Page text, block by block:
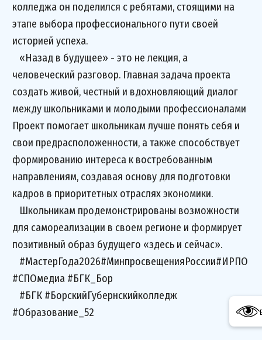
колледжа он поделился с ребятами, стоящими на
этапе выбора профессионального пути своей
историей успеха.
«Назад в будущее» - это не лекция, а
человеческий разговор. Главная задача проекта
создать живой, честный и вдохновляющий диалог
между школьниками и молодыми профессионалами
Проект помогает школьникам лучше понять себя и
свои предрасположенности, а также способствует
формированию интереса к востребованным
направлениям, создавая основу для подготовки
кадров в приоритетных отраслях экономики.
Школьникам продемонстрированы возможности
для самореализации в своем регионе и формирует
позитивный образ будущего «здесь и сейчас».
#МастерГода2026#МинпросвещенияРоссии#ИРПО
#СПОмедиа #БГК_Бор
#БГК #БорскийГубернскийколледж
#Образование_52